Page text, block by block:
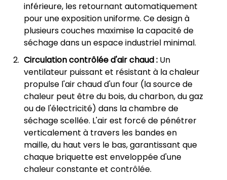
inférieure, les retournant automatiquement
pour une exposition uniforme. Ce design à
plusieurs couches maximise la capacité de
séchage dans un espace industriel minimal.
Circulation contrôlée d'air chaud : Un
ventilateur puissant et résistant à la chaleur
propulse l'air chaud d'un four (la source de
chaleur peut être du bois, du charbon, du gaz
ou de l'électricité) dans la chambre de
séchage scellée. L'air est forcé de pénétrer
verticalement à travers les bandes en
maille, du haut vers le bas, garantissant que
chaque briquette est enveloppée d'une
chaleur constante et contrôlée.